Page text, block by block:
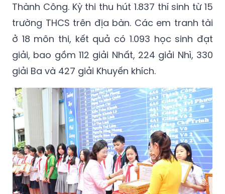
Thành Công. Kỳ thi thu hút 1.837 thí sinh từ 15
trường THCS trên địa bàn. Các em tranh tài
ở 18 môn thi, kết quả có 1.093 học sinh đạt
giải, bao gồm 112 giải Nhất, 224 giải Nhì, 330
giải Ba và 427 giải Khuyến khích.